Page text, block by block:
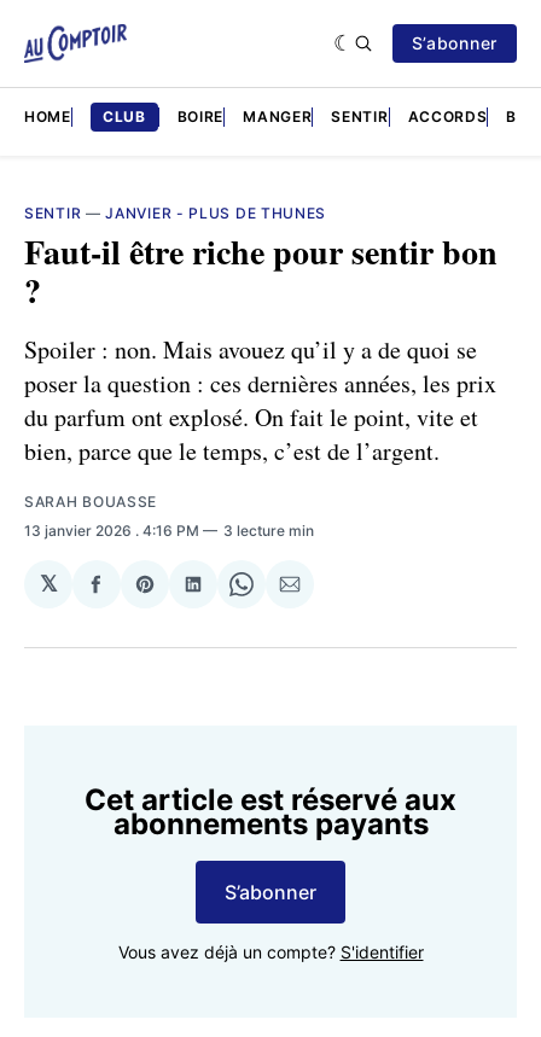
S’abonner
HOME CLUB BOIRE MANGER SENTIR ACCORDS
SENTIR —JANVIER - PLUS DE THUNES
Faut-il être riche pour sentir bon
?
Spoiler : non. Mais avouez qu’il y a de quoi se
poser la question : ces dernières années, les prix
du parfum ont explosé. On fait le point, vite et
bien, parce que le temps, c’est de l’argent.
SARAH BOUASSE
13 janvier 2026 . 4:16 PM 3 lecture min
𝕏
Partager
Facebook
Share
Pinterest
Partager
LinkedIn
Share
WhatsApp
Partager
Courriel
Cet article est réservé aux
abonnements payants
S’abonner
Vous avez déjà un compte? S'identifier